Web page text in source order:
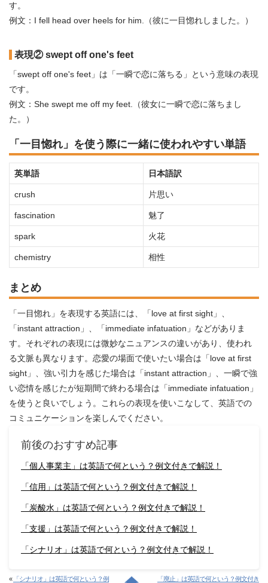
す。
例文：I fell head over heels for him.（彼に一目惚れしました。）
表現② swept off one's feet
「swept off one's feet」は「一瞬で恋に落ちる」という意味の表現
です。
例文：She swept me off my feet.（彼女に一瞬で恋に落ちまし
た。）
「一目惚れ」を使う際に一緒に使われやすい単語
英単語 日本語訳
crush 片思い
fascination 魅了
spark 火花
chemistry 相性
まとめ
「一目惚れ」を表現する英語には、「love at first sight」、
「instant attraction」、「immediate infatuation」などがありま
す。それぞれの表現には微妙なニュアンスの違いがあり、使われ
る文脈も異なります。恋愛の場面で使いたい場合は「love at first
sight」、強い引力を感じた場合は「instant attraction」、一瞬で強
い恋情を感じたが短期間で終わる場合は「immediate infatuation」
を使うと良いでしょう。これらの表現を使いこなして、英語での
コミュニケーションを楽しんでください。
前後のおすすめ記事
「個人事業主」は英語で何という？例文付きで解説！
「信用」は英語で何という？例文付きで解説！
「炭酸水」は英語で何という？例文付きで解説！
「支援」は英語で何という？例文付きで解説！
「シナリオ」は英語で何という？例文付きで解説！
« 「シナリオ」は英語で何という？例
「廃止」は英語で何という？例文付き